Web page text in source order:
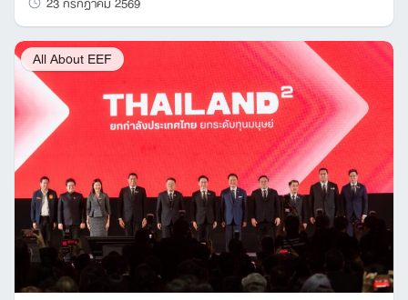
All About EEF